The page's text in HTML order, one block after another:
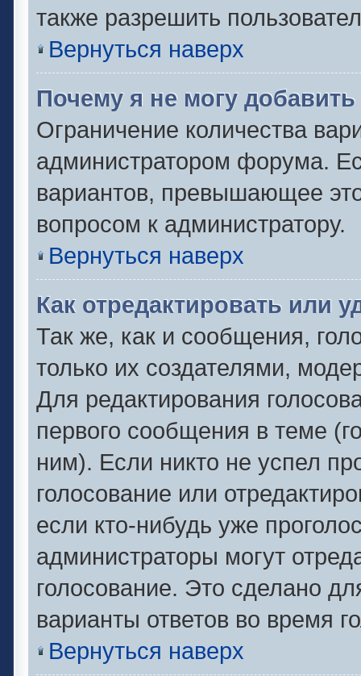
также разрешить
Вернуться наверх
Почему я не могу
Ограничение количества
администратором форума.
вариантов, превышающее
вопросом к администратору.
Вернуться наверх
Как отредактировать или
Так же, как и сообщения,
только их создателями,
Для редактирования
первого сообщения в теме
ним). Если никто не успел
голосование или
если кто-нибудь уже
администраторы могут
голосование. Это сделано
варианты ответов во время
Вернуться наверх